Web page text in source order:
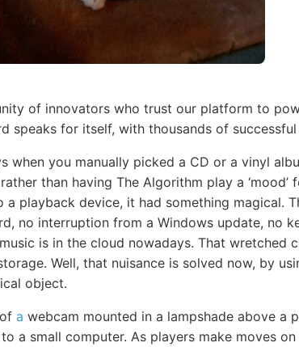
of innovators who trust our platform to
speaks for itself, with thousands of
when you manually picked a CD or a vinyl
than having The Algorithm play a
playback device, it had something magical.
no interruption from a Windows update, no
is in the cloud nowadays. That wretched
Well, that nuisance is solved now, by
object.
a webcam mounted in a lampshade above a
a small computer. As players make moves